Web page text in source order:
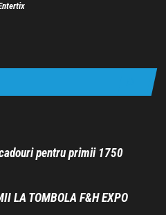
pentru primii 1750
LA TOMBOLA F&H EXPO